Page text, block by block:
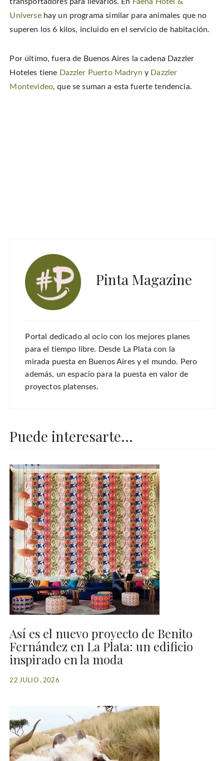
Universehay un programa similar para animales que no
superen los 6 kilos, incluido en el servicio de habitación.
Por último, fuera de Buenos Aires la cadena Dazzler
Hoteles tiene Dazzler Puerto Madryn y Dazzler
Montevideo, que se suman a esta fuerte tendencia.
Pinta Magazine
Portal dedicado al ocio con los mejores planes
para el tiempo libre. Desde La Plata con la
mirada puesta en Buenos Aires y el mundo. Pero
además, un espacio para la puesta en valor de
proyectos platenses.
Puede interesarte...
Así es el nuevo proyecto de Benito
Fernández en La Plata: un edificio
inspirado en la moda
22 JULIO , 2026